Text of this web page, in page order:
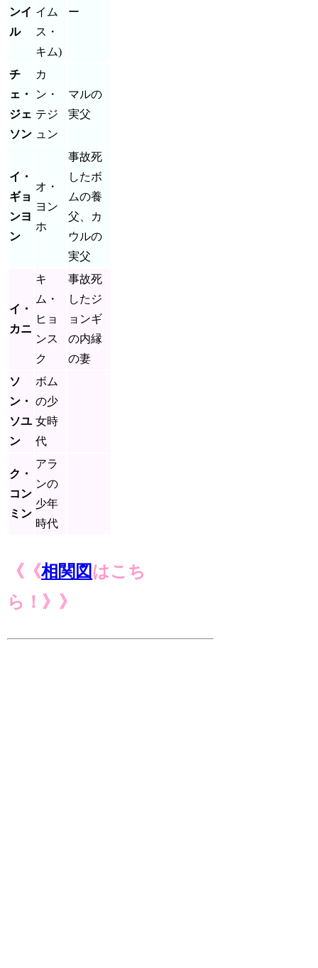
ンイ
ル
イム
ス・
キム)
ー
チ
ェ・
ジェ
ソン
カ
ン・
テジ
ュン
マルの
実父
イ・
ギョ
ンヨ
ン
オ・
ヨン
ホ
事故死
したボ
ムの養
父、カ
ウルの
実父
イ・
カニ
キ
ム・
ヒョ
ンス
ク
事故死
したジ
ョンギ
の内縁
の妻
ソ
ン・
ソユ
ン
ボム
の少
女時
代
ク・
コン
ミン
アラ
ンの
少年
時代
《《相関図はこち
ら！》》